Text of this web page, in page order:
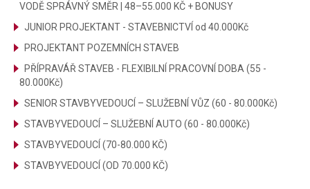
VODĚ SPRÁVNÝ SMĚR | 48–55.000 KČ + BONUSY
JUNIOR PROJEKTANT - STAVEBNICTVÍ od 40.000Kč
PROJEKTANT POZEMNÍCH STAVEB
PŘÍPRAVÁŘ STAVEB - FLEXIBILNÍ PRACOVNÍ DOBA (55 -
80.000Kč)
SENIOR STAVBYVEDOUCÍ – SLUŽEBNÍ VŮZ (60 - 80.000Kč)
STAVBYVEDOUCÍ – SLUŽEBNÍ AUTO (60 - 80.000Kč)
STAVBYVEDOUCÍ (70-80.000 KČ)
STAVBYVEDOUCÍ (OD 70.000 KČ)